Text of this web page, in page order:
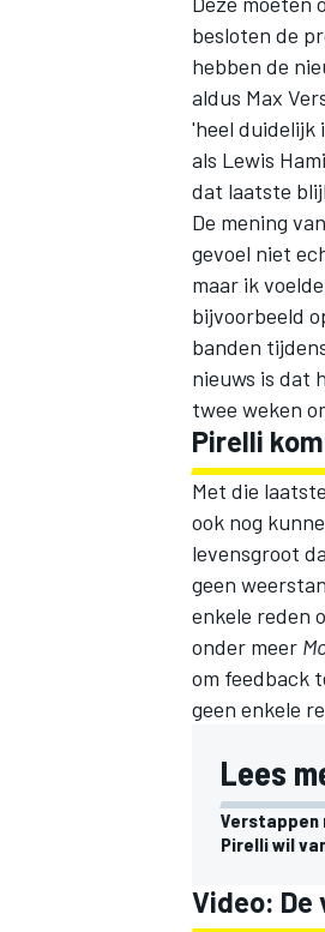
besloten de
hebben de
aldus Max
'heel duidelijk
als Lewis
dat laatste
De mening
gevoel niet
maar ik
bijvoorbeeld
banden
nieuws is dat
twee weken
Pirelli
Met die
ook nog
levensgroot
geen
enkele reden
onder meer
om feedback
geen enkele
Lees
Verstappen
Pirelli wil
Video: De